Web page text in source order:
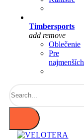
Timbersports
add remove
Oblečenie
Pre
najmenších